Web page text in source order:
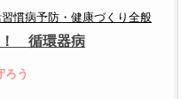
慣病予防・健康づくり全般
！ 循環器病
ろう